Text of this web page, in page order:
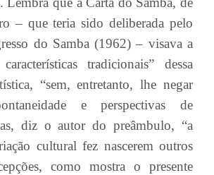
– que teria sido deliberada pelo
do Samba (1962) – visava a
tradicionais” dessa
“sem, entretanto, lhe negar
e perspectivas de
diz o autor do preâmbulo, “a
cultural fez nascerem outros
como mostra o presente